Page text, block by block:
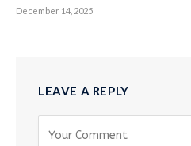
December 14, 2025
LEAVE A REPLY